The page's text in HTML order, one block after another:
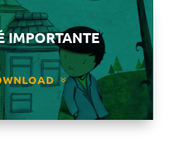
IMPORTANTE